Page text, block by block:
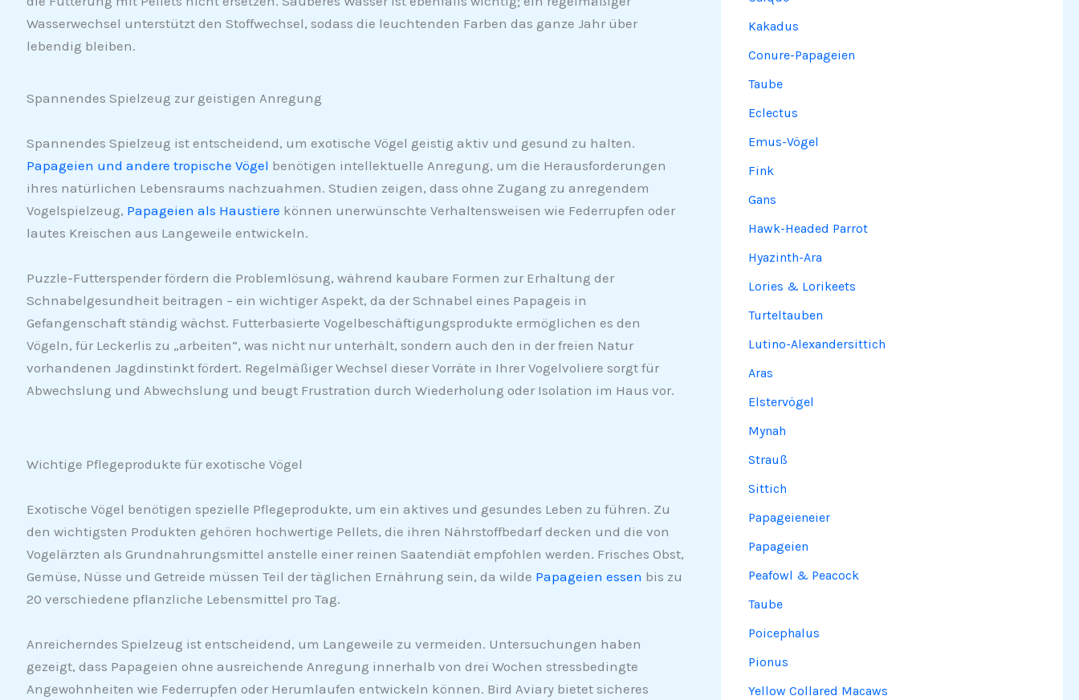
Wasserwechsel unterstützt den Stoffwechsel, sodass die leuchtenden Farben das ganze Jahr über
lebendig bleiben.
Spannendes Spielzeug zur geistigen Anregung
Spannendes Spielzeug ist entscheidend, um exotische Vögel geistig aktiv und gesund zu halten.
Papageien und andere tropische Vögel benötigen intellektuelle Anregung, um die Herausforderungen
ihres natürlichen Lebensraums nachzuahmen. Studien zeigen, dass ohne Zugang zu anregendem
Vogelspielzeug, Papageien als Haustiere können unerwünschte Verhaltensweisen wie Federrupfen oder
lautes Kreischen aus Langeweile entwickeln.
Puzzle-Futterspender fördern die Problemlösung, während kaubare Formen zur Erhaltung der
Schnabelgesundheit beitragen – ein wichtiger Aspekt, da der Schnabel eines Papageis in
Gefangenschaft ständig wächst. Futterbasierte Vogelbeschäftigungsprodukte ermöglichen es den
Vögeln, für Leckerlis zu „arbeiten“, was nicht nur unterhält, sondern auch den in der freien Natur
vorhandenen Jagdinstinkt fördert. Regelmäßiger Wechsel dieser Vorräte in Ihrer Vogelvoliere sorgt für
Abwechslung und Abwechslung und beugt Frustration durch Wiederholung oder Isolation im Haus vor.
Wichtige Pflegeprodukte für exotische Vögel
Exotische Vögel benötigen spezielle Pflegeprodukte, um ein aktives und gesundes Leben zu führen. Zu
den wichtigsten Produkten gehören hochwertige Pellets, die ihren Nährstoffbedarf decken und die von
Vogelärzten als Grundnahrungsmittel anstelle einer reinen Saatendiät empfohlen werden. Frisches Obst,
Gemüse, Nüsse und Getreide müssen Teil der täglichen Ernährung sein, da wilde Papageien essen bis zu
20 verschiedene pflanzliche Lebensmittel pro Tag.
Anreicherndes Spielzeug ist entscheidend, um Langeweile zu vermeiden. Untersuchungen haben
gezeigt, dass Papageien ohne ausreichende Anregung innerhalb von drei Wochen stressbedingte
Angewohnheiten wie Federrupfen oder Herumlaufen entwickeln können. Bird Aviary bietet sicheres
Kakadus
Conure-Papageien
Taube
Eclectus
Emus-Vögel
Fink
Gans
Hawk-Headed Parrot
Hyazinth-Ara
Lories & Lorikeets
Turteltauben
Lutino-Alexandersittich
Aras
Elstervögel
Mynah
Strauß
Sittich
Papageieneier
Papageien
Peafowl & Peacock
Taube
Poicephalus
Pionus
Yellow Collared Macaws